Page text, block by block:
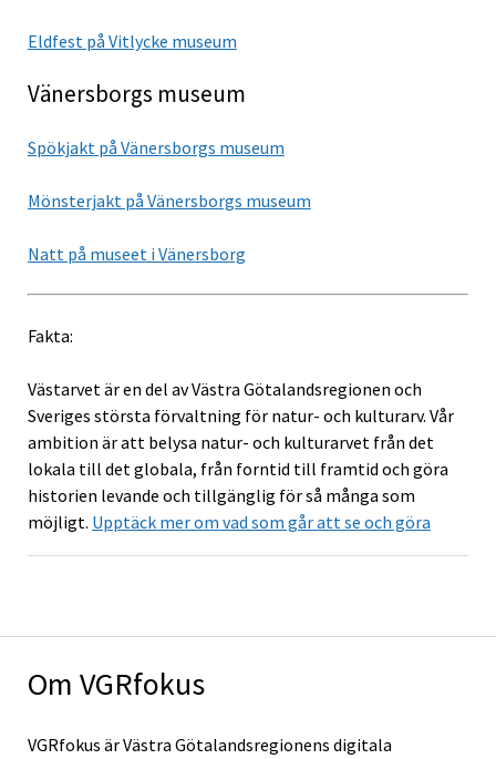
Om VGRfokus
VGRfokus är Västra Götalandsregionens digitala
Eldfest på Vitlycke museum
Vänersborgs museum
Spökjakt på Vänersborgs museum
Mönsterjakt på Vänersborgs museum
Natt på museet i Vänersborg
Fakta:
Västarvet är en del av Västra Götalandsregionen och
Sveriges största förvaltning för natur- och kulturarv. Vår
ambition är att belysa natur- och kulturarvet från det
lokala till det globala, från forntid till framtid och göra
historien levande och tillgänglig för så många som
möjligt. Upptäck mer om vad som går att se och göra